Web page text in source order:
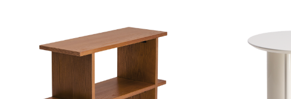
Précommande disponible